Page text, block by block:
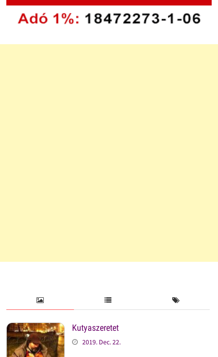
Kutyaszeretet
2019. Dec. 22.